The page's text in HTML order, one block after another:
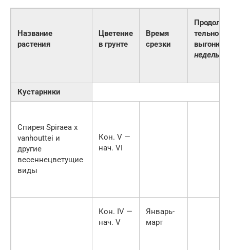
Название
растения
Цветение
в грунте
Время
срезки
выгонки,
недель
Кустарники
Спирея Spiraea x
vanhouttei и
другие
весеннецветущие
виды
Кон. V —
нач. VI
Кон. IV —
нач. V
Январь-
март